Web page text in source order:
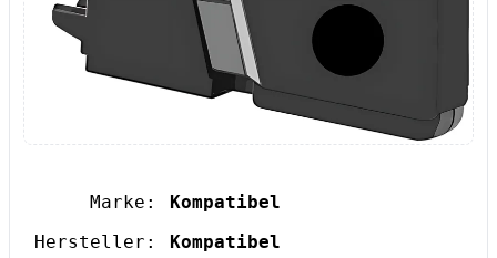
Marke:
Kompatibel
Hersteller:
Kompatibel